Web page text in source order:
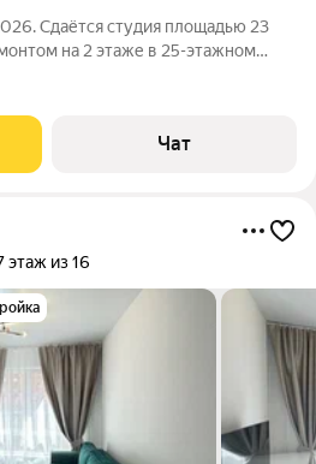
Сдаётся студия площадью 23
на 2 этаже в 25-этажном
есть: Телевизор
Чат
этаж из 16